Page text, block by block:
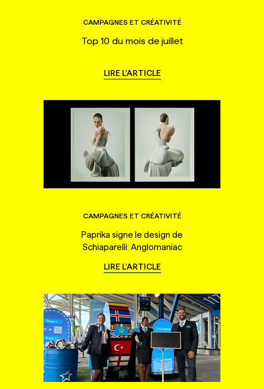
CAMPAGNES ET CRÉATIVITÉ
Top 10 du mois de juillet
LIRE L'ARTICLE
CAMPAGNES ET CRÉATIVITÉ
Paprika signe le design de
Schiaparelli: Anglomaniac
LIRE L'ARTICLE